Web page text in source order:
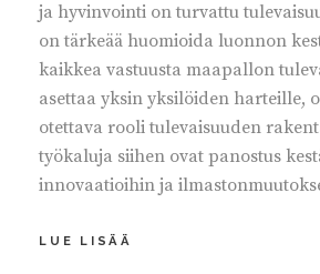
ja hyvinvointi on turvattu
on tärkeää huomioida luonnon
kaikkea vastuusta maapallon
asettaa yksin yksilöiden harteille,
otettava rooli tulevaisuuden
työkaluja siihen ovat panostus
innovaatioihin ja
LUE LISÄÄ